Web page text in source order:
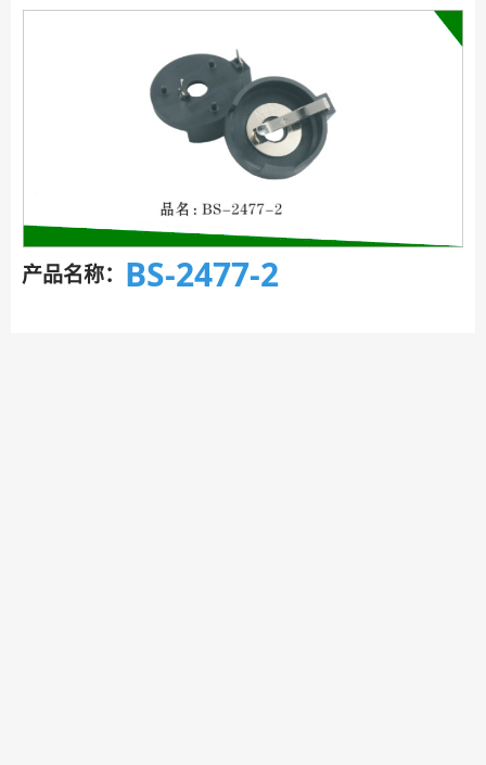
产品名称： BS-2477-2